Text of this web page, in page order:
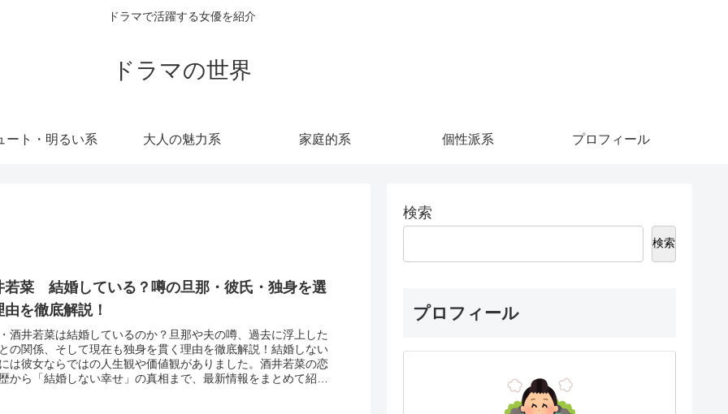
ドラマで活躍する女優を紹介
ドラマの世界
ート・明るい系 大人の魅力系 家庭的系 個性派系 プロフィール
若菜 結婚している？噂の旦那・彼氏・独身を選
由を徹底解説！
酒井若菜は結婚しているのか？旦那や夫の噂、過去に浮上した
の関係、そして現在も独身を貫く理由を徹底解説！結婚しない
は彼女ならではの人生観や価値観がありました。酒井若菜の恋
から「結婚しない幸せ」の真相まで、最新情報をまとめて紹介
検索
検索
プロフィール